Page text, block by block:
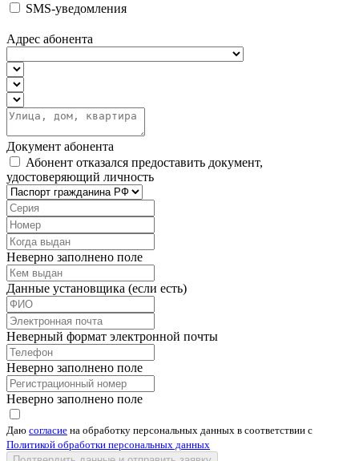
SMS-уведомления
Адрес абонента
Документ абонента
Абонент отказался предоставить документ,
удостоверяющий личность
Неверно заполнено поле
Данные установщика (если есть)
Неверный формат электронной почты
Неверно заполнено поле
Неверно заполнено поле
Даю согласие на обработку персональных данных в соответствии с
Политикой обработки персональных данных